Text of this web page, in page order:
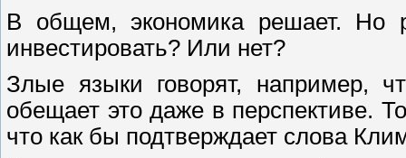
В общем, экономика решает. Но
инвестировать? Или нет?
Злые языки говорят, например,
обещает это даже в перспективе.
что как бы подтверждает слова